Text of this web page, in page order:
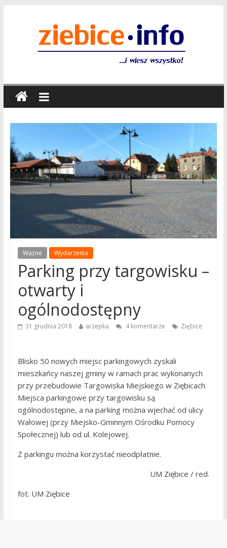
Ważne Wydarzenia
Parking przy targowisku –
otwarty i
ogólnodostępny
31 grudnia 2018 arzepka 4 komentarze Ziębice
Blisko 50 nowych miejsc parkingowych zyskali
mieszkańcy naszej gminy w ramach prac wykonanych
przy przebudowie Targowiska Miejskiego w Ziębicach.
Miejsca parkingowe przy targowisku są
ogólnodostępne, a na parking można wjechać od ulicy
Wałowej (przy Miejsko-Gminnym Ośrodku Pomocy
Społecznej) lub od ul. Kolejowej.
Z parkingu można korzystać nieodpłatnie.
UM Ziębice / red.
fot. UM Ziębice